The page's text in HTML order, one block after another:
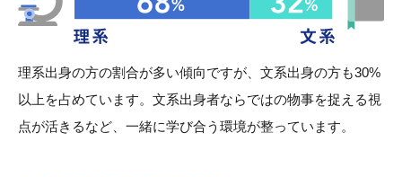
理系出身の方の割合が多い傾向ですが、文系出身の方も30%
以上を占めています。文系出身者ならではの物事を捉える視
点が活きるなど、一緒に学び合う環境が整っています。